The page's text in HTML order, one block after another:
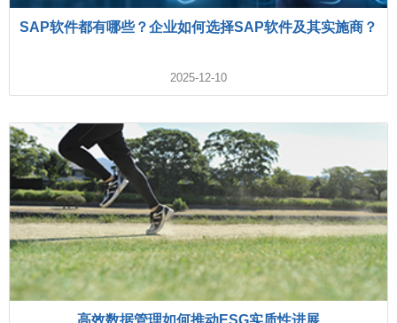
SAP软件都有哪些？企业如何选择SAP软件及其实施商？
2025-12-10
高效数据管理如何推动ESG实质性进展